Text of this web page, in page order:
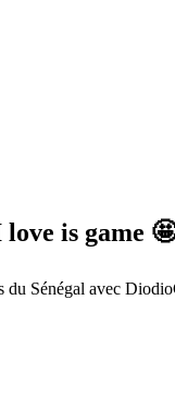
is game
Sénégal avec